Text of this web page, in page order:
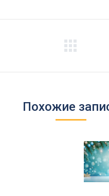
Похожие